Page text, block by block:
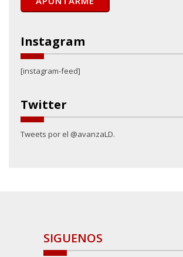
Instagram
[instagram-feed]
Twitter
Tweets por el @avanzaLD.
SIGUENOS